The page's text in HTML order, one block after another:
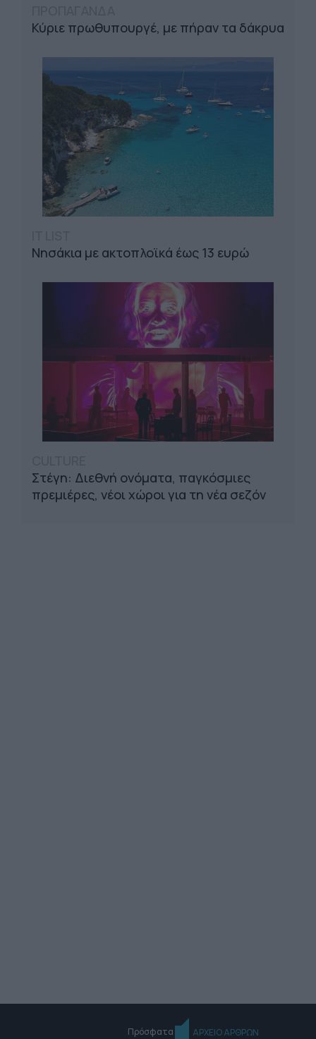
Κύριε πρωθυπουργέ, με πήραν τα δάκρυα
Νησάκια με ακτοπλοϊκά έως 13 ευρώ
Στέγη: Διεθνή ονόματα, παγκόσμιες
πρεμιέρες, νέοι χώροι για τη νέα σεζόν
Πρόσφατα ΑΡΧΕΙΟ ΑΡΘΡΩΝ